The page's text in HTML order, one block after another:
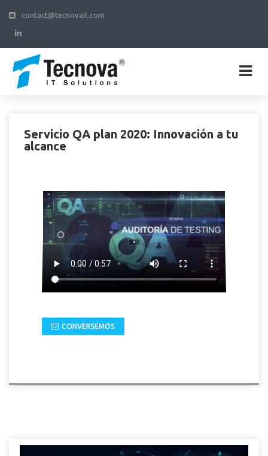
contact@tecnovait.com
Servicio QA plan 2020: Innovación a tu
alcance
CONVERSEMOS